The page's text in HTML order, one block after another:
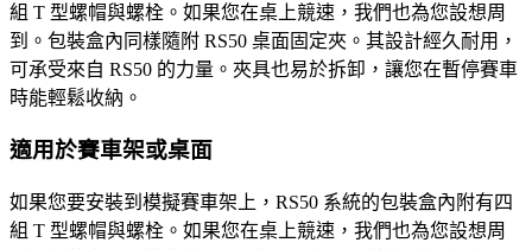
組 T 型螺帽與螺栓。如果您在桌上競速，我們也為您設想周
到。包裝盒內同樣隨附 RS50 桌面固定夾。其設計經久耐用，
可承受來自 RS50 的力量。夾具也易於拆卸，讓您在暫停賽車
時能輕鬆收納。
適用於賽車架或桌面
如果您要安裝到模擬賽車架上，RS50 系統的包裝盒內附有四
組 T 型螺帽與螺栓。如果您在桌上競速，我們也為您設想周